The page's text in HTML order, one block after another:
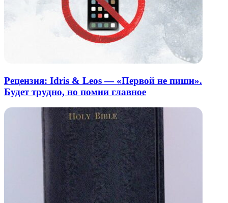
Рецензия: Idris & Leos — «Первой не пиши».
Будет трудно, но помни главное